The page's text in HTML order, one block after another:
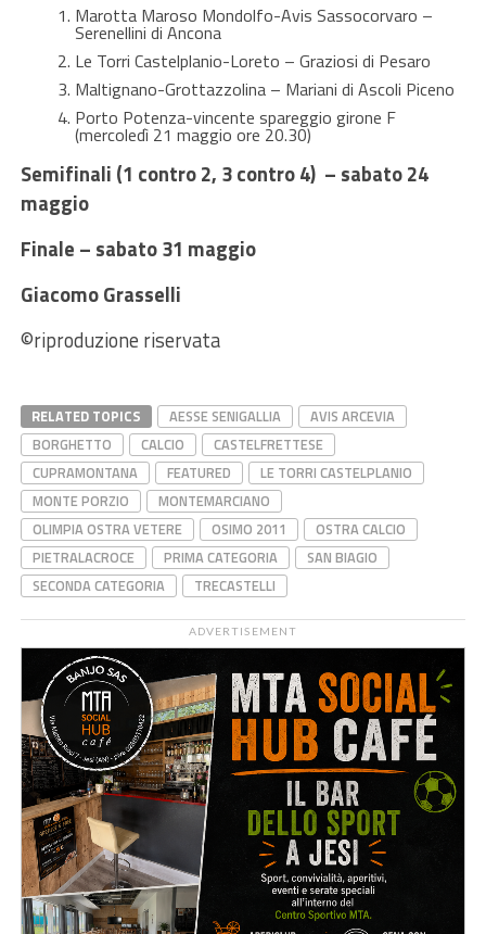
Marotta Maroso Mondolfo-Avis Sassocorvaro –
Serenellini di Ancona
Le Torri Castelplanio-Loreto – Graziosi di Pesaro
Maltignano-Grottazzolina – Mariani di Ascoli Piceno
Porto Potenza-vincente spareggio girone F
(mercoledì 21 maggio ore 20.30)
Semifinali (1 contro 2, 3 contro 4) – sabato 24
maggio
Finale – sabato 31 maggio
Giacomo Grasselli
©riproduzione riservata
RELATED TOPICS AESSE SENIGALLIA
AVIS ARCEVIA
BORGHETTO
CALCIO
CASTELFRETTESE
CUPRAMONTANA
FEATURED
LE TORRI CASTELPLANIO
MONTE PORZIO
MONTEMARCIANO
OLIMPIA OSTRA VETERE
OSIMO 2011
OSTRA CALCIO
PIETRALACROCE
PRIMA CATEGORIA
SAN BIAGIO
SECONDA CATEGORIA
TRECASTELLI
ADVERTISEMENT